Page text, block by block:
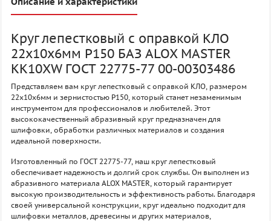
Круг лепестковый с оправкой КЛО
22х10х6мм P150 БАЗ ALOX MASTER
KK10XW ГОСТ 22775-77 00-00303486
Представляем вам круг лепестковый с оправкой КЛО, размером
22х10х6мм и зернистостью P150, который станет незаменимым
инструментом для профессионалов и любителей. Этот
высококачественный абразивный круг предназначен для
шлифовки, обработки различных материалов и создания
идеальной поверхности.
Изготовленный по ГОСТ 22775-77, наш круг лепестковый
обеспечивает надежность и долгий срок службы. Он выполнен из
абразивного материала ALOX MASTER, который гарантирует
высокую производительность и эффективность работы. Благодаря
своей универсальной конструкции, круг идеально подходит для
шлифовки металлов, древесины и других материалов,